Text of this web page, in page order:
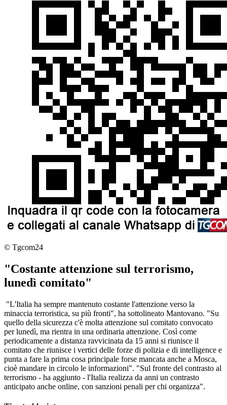
© Tgcom24
"Costante attenzione sul terrorismo,
lunedì comitato"
"L'Italia ha sempre mantenuto costante l'attenzione verso la
minaccia terroristica, su più fronti", ha sottolineato Mantovano. "Su
quello della sicurezza c'è molta attenzione sul comitato convocato
per lunedì, ma rientra in una ordinaria attenzione. Così come
periodicamente a distanza ravvicinata da 15 anni si riunisce il
comitato che riunisce i vertici delle forze di polizia e di intelligence e
punta a fare la prima cosa principale forse mancata anche a Mosca,
cioè mandare in circolo le informazioni". "Sul fronte del contrasto al
terrorismo - ha aggiunto - l'Italia realizza da anni un contrasto
anticipato anche online, con sanzioni penali per chi organizza".